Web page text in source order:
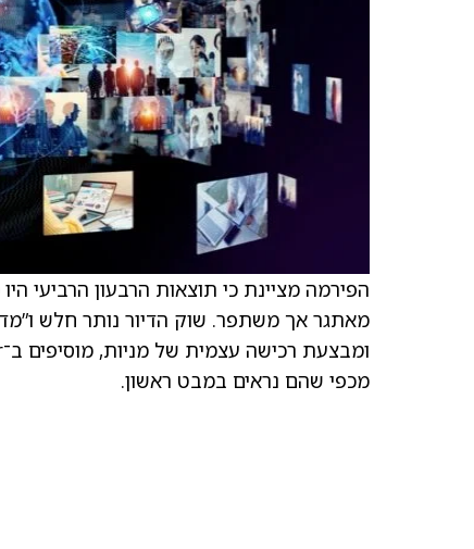
הפירמה מציינת כי תוצאות הרבעון הרביעי
מכפי שהם נראים במבט ראשון.